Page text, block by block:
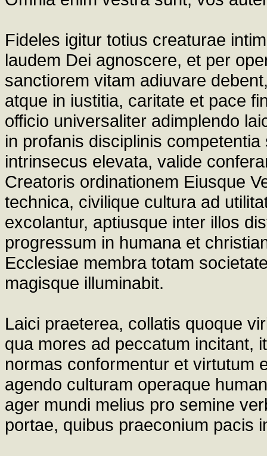
Fideles igitur totius creaturae
laudem Dei agnoscere, et per
sanctiorem vitam adiuvare
atque in iustitia, caritate et pace
officio universaliter adimplendo
in profanis disciplinis
intrinsecus elevata, valide
Creatoris ordinationem Eiusque
technica, civilique cultura ad
excolantur, aptiusque inter illos
progressum in humana et
Ecclesiae membra totam
magisque illuminabit.
Laici praeterea, collatis quoque
qua mores ad peccatum incitant,
normas conformentur et virtutum
agendo culturam operaque
ager mundi melius pro semine
portae, quibus praeconium pacis